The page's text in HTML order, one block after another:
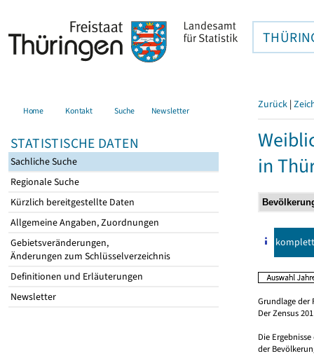
Home Kontakt Suche Newsletter
STATISTISCHE DATEN
Sachliche Suche
Regionale Suche
Kürzlich bereitgestellte Daten
Allgemeine Angaben, Zuordnungen
Gebietsveränderungen,
Änderungen zum Schlüsselverzeichnis
Definitionen und Erläuterungen
Newsletter
Zurück |
in
komplett
Grundlage der
Der Zensus
Die
der